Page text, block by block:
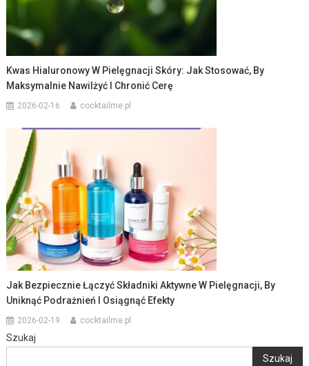
Kwas Hialuronowy W Pielęgnacji Skóry: Jak Stosować, By
Maksymalnie Nawilżyć I Chronić Cerę
2026-02-16 cocktailme.pl
Jak Bezpiecznie Łączyć Składniki Aktywne W Pielęgnacji, By
Uniknąć Podrażnień I Osiągnąć Efekty
2026-02-19 cocktailme.pl
Szukaj
Szukaj